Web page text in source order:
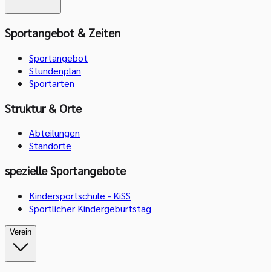
Sportangebot & Zeiten
Sportangebot
Stundenplan
Sportarten
Struktur & Orte
Abteilungen
Standorte
spezielle Sportangebote
Kindersportschule - KiSS
Sportlicher Kindergeburtstag
Verein